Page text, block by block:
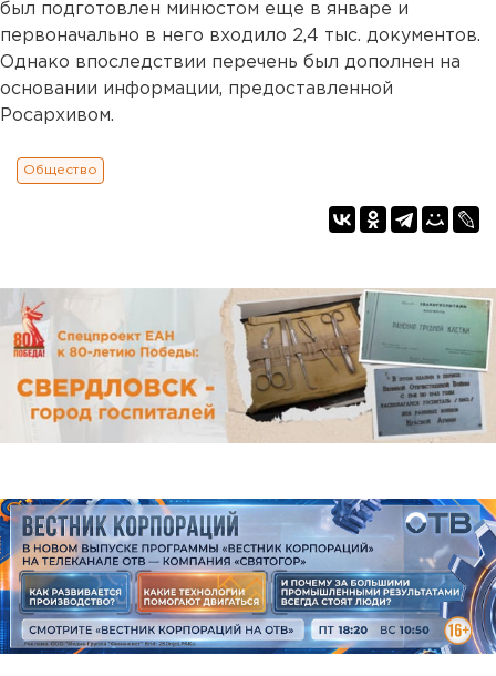
был подготовлен минюстом еще в январе и
первоначально в него входило 2,4 тыс. документов.
Однако впоследствии перечень был дополнен на
основании информации, предоставленной
Росархивом.
Общество